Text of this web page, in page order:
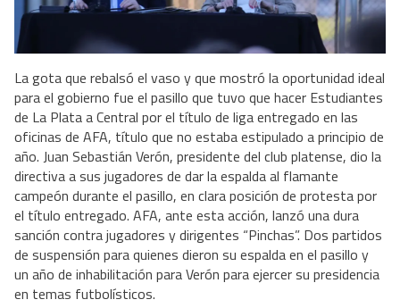
La gota que rebalsó el vaso y que mostró la oportunidad ideal
para el gobierno fue el pasillo que tuvo que hacer Estudiantes
de La Plata a Central por el título de liga entregado en las
oficinas de AFA, título que no estaba estipulado a principio de
año. Juan Sebastián Verón, presidente del club platense, dio la
directiva a sus jugadores de dar la espalda al flamante
campeón durante el pasillo, en clara posición de protesta por
el título entregado. AFA, ante esta acción, lanzó una dura
sanción contra jugadores y dirigentes “Pinchas”. Dos partidos
de suspensión para quienes dieron su espalda en el pasillo y
un año de inhabilitación para Verón para ejercer su presidencia
en temas futbolísticos.